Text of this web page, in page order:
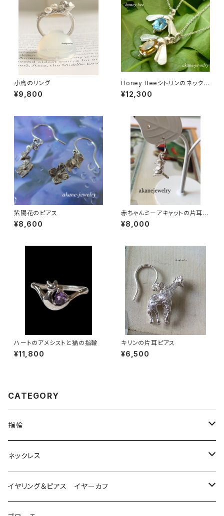
小鳥のリング
¥9,800
Honey Beeシトリンのネックレ
ス
¥12,300
紫陽花のピアス
¥8,600
赤ちゃんミーアキャットの片耳ピ
アス
¥8,000
ハートのアメシストと猫の指輪
¥11,800
キリンの片耳ピアス
¥6,500
CATEGORY
指輪
は虫類
ダイヤモンド
ルビー
猫
ネックレス
は虫類
イヤリング＆ピアス イヤーカフ